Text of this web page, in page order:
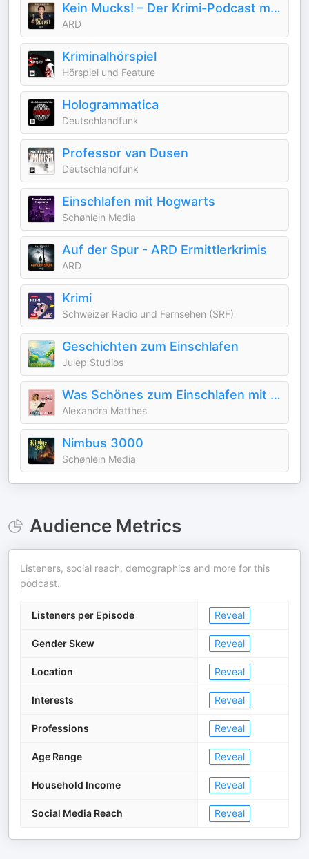
Kein Mucks! – Der Krimi-Podcast mit Bastian Pastewka
ARD
Kriminalhörspiel
Hörspiel und Feature
Hologrammatica
Deutschlandfunk
Professor van Dusen
Deutschlandfunk
Einschlafen mit Hogwarts
Schønlein Media
Auf der Spur - ARD Ermittlerkrimis
ARD
Krimi
Schweizer Radio und Fernsehen (SRF)
Geschichten zum Einschlafen
Julep Studios
Was Schönes zum Einschlafen mit Geschichten, Märchen & Meditation
Alexandra Matthes
Nimbus 3000
Schønlein Media
Audience Metrics
Listeners, social reach, demographics and more for this
podcast.
Listeners per Episode Reveal
Gender Skew Reveal
Location Reveal
Interests Reveal
Professions Reveal
Age Range Reveal
Household Income Reveal
Social Media Reach Reveal